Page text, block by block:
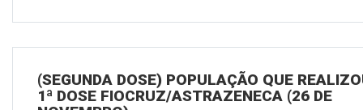
(SEGUNDA DOSE) POPULAÇÃO QUE
1ª DOSE FIOCRUZ/ASTRAZENECA (26 DE